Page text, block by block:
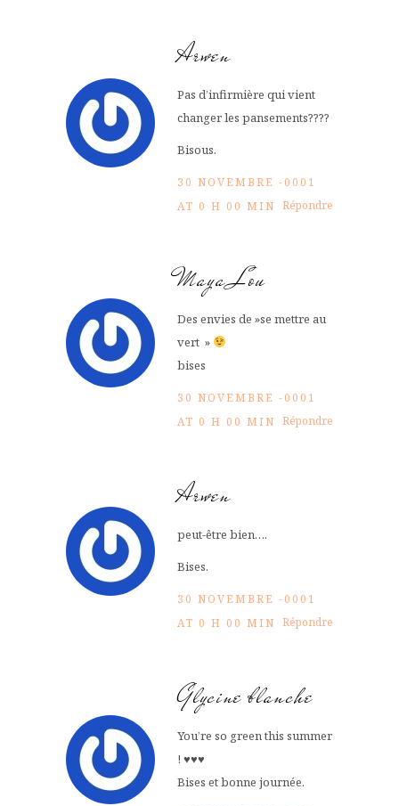
Arwen
Pas d’infirmière qui vient
changer les pansements????
Bisous.
30 NOVEMBRE -0001
AT 0 H 00 MIN Répondre
Maya Lou
Des envies de »se mettre au
vert »
bises
30 NOVEMBRE -0001
AT 0 H 00 MIN Répondre
Arwen
peut-être bien….
Bises.
30 NOVEMBRE -0001
AT 0 H 00 MIN Répondre
Glycine blanche
You’re so green this summer
! ♥♥♥
Bises et bonne journée.